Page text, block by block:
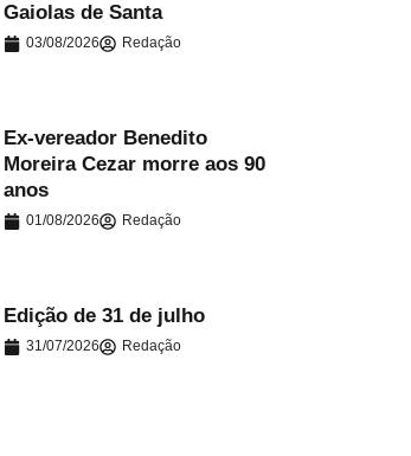
Gaiolas de Santa
03/08/2026 Redação
Ex-vereador Benedito
Moreira Cezar morre aos 90
anos
01/08/2026 Redação
Edição de 31 de julho
31/07/2026 Redação